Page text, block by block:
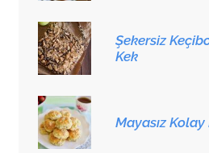
Şekersiz
Kek
Mayasız